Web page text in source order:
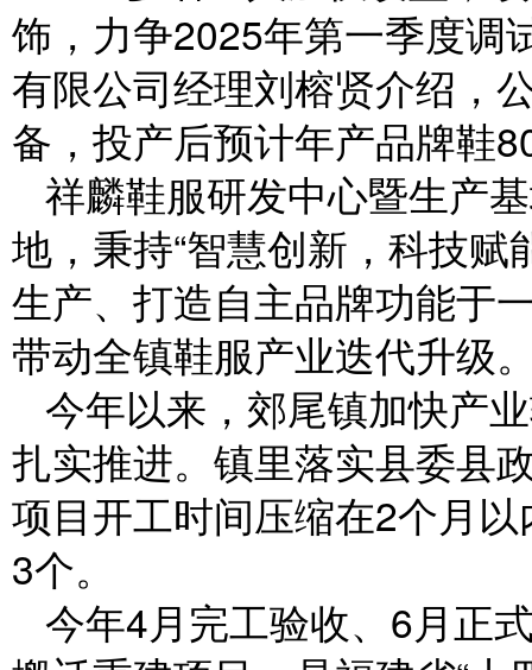
饰，力争2025年第一季度调
有限公司经理刘榕贤介绍，
备，投产后预计年产品牌鞋
祥麟鞋服研发中心暨生产
地，秉持“智慧创新，科技
生产、打造自主品牌功能于
带动全镇鞋服产业迭代升级
今年以来，郊尾镇加快产
扎实推进。镇里落实县委县
项目开工时间压缩在2个月
3个。
今年4月完工验收、6月正